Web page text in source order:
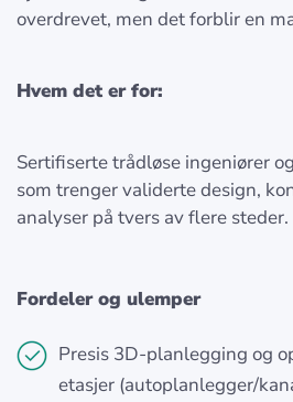
overdrevet, men det forblir en
Hvem det er for:
Sertifiserte trådløse ingeniører
som trenger validerte design,
analyser på tvers av flere steder.
Fordeler og ulemper
Presis 3D-planlegging og
etasjer (autoplanlegger/